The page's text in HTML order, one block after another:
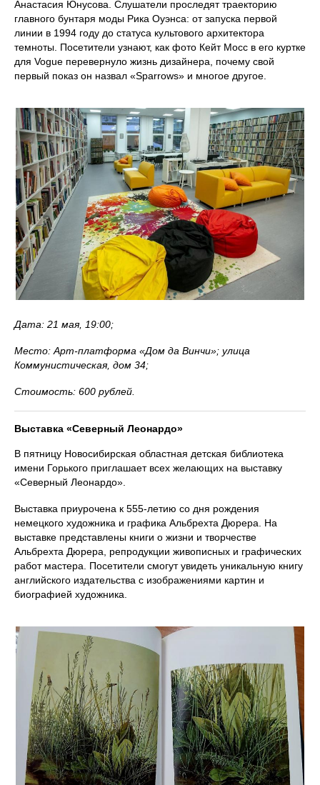
Анастасия Юнусова. Слушатели проследят траекторию
главного бунтаря моды Рика Оуэнса: от запуска первой
линии в 1994 году до статуса культового архитектора
темноты. Посетители узнают, как фото Кейт Мосс в его куртке
для Vogue перевернуло жизнь дизайнера, почему свой
первый показ он назвал «Sparrows» и многое другое.
Дата: 21 мая, 19:00;
Место: Арт-платформа «Дом да Винчи»; улица
Коммунистическая, дом 34;
Стоимость: 600 рублей.
Выставка «Северный Леонардо»
В пятницу Новосибирская областная детская библиотека
имени Горького приглашает всех желающих на выставку
«Северный Леонардо».
Выставка приурочена к 555-летию со дня рождения
немецкого художника и графика Альбрехта Дюрера. На
выставке представлены книги о жизни и творчестве
Альбрехта Дюрера, репродукции живописных и графических
работ мастера. Посетители смогут увидеть уникальную книгу
английского издательства с изображениями картин и
биографией художника.